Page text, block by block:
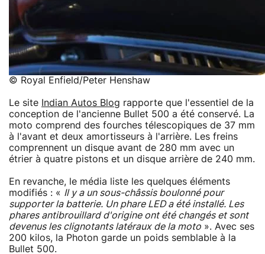
© Royal Enfield/Peter Henshaw
Le site Indian Autos Blog rapporte que l'essentiel de la
conception de l'ancienne Bullet 500 a été conservé. La
moto comprend des fourches télescopiques de 37 mm
à l'avant et deux amortisseurs à l'arrière. Les freins
comprennent un disque avant de 280 mm avec un
étrier à quatre pistons et un disque arrière de 240 mm.
En revanche, le média liste les quelques éléments
modifiés : « Il y a un sous-châssis boulonné pour
supporter la batterie. Un phare LED a été installé. Les
phares antibrouillard d'origine ont été changés et sont
devenus les clignotants latéraux de la moto ». Avec ses
200 kilos, la Photon garde un poids semblable à la
Bullet 500.